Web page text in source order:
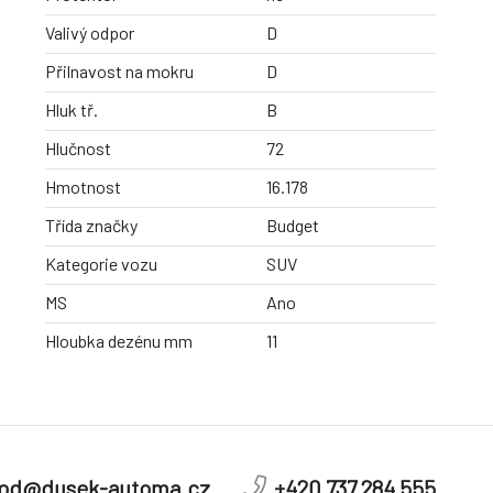
Valivý odpor
D
Přilnavost na mokru
D
Hluk tř.
B
Hlučnost
72
Hmotnost
16.178
Třída značky
Budget
Kategorie vozu
SUV
MS
Ano
Hloubka dezénu mm
11